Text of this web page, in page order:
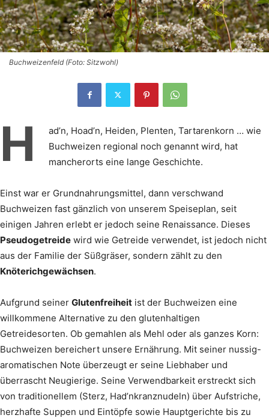
Buchweizenfeld (Foto: Sitzwohl)
H
ad’n, Hoad’n, Heiden, Plenten, Tartarenkorn … wie
Buchweizen regional noch genannt wird, hat
mancherorts eine lange Geschichte.
Einst war er Grundnahrungsmittel, dann verschwand
Buchweizen fast gänzlich von unserem Speiseplan, seit
einigen Jahren erlebt er jedoch seine Renaissance. Dieses
Pseudogetreide wird wie Getreide verwendet, ist jedoch nicht
aus der Familie der Süßgräser, sondern zählt zu den
Knöterichgewächsen.
Aufgrund seiner Glutenfreiheit ist der Buchweizen eine
willkommene Alternative zu den glutenhaltigen
Getreidesorten. Ob gemahlen als Mehl oder als ganzes Korn:
Buchweizen bereichert unsere Ernährung. Mit seiner nussig-
aromatischen Note überzeugt er seine Liebhaber und
überrascht Neugierige. Seine Verwendbarkeit erstreckt sich
von traditionellem (Sterz, Had’nkranznudeln) über Aufstriche,
herzhafte Suppen und Eintöpfe sowie Hauptgerichte bis zu